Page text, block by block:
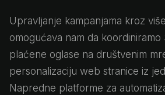
Upravljanje kampanjama kroz
omogućava nam da
plaćene oglase na društvenim
personalizaciju web stranice iz
Napredne platforme za